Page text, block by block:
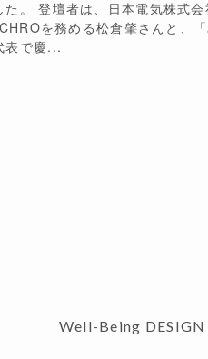
。 登壇者は、日本電気株式会
を務める松倉肇さんと、
表で慶...
Well-Being DESIGN